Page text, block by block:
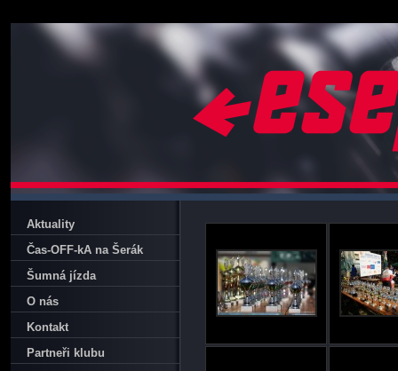
Aktuality
Čas-OFF-kA na Šerák
Šumná jízda
O nás
Kontakt
Partneři klubu